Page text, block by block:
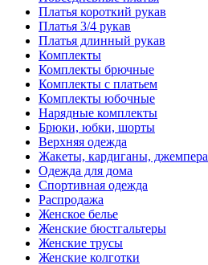
Платья короткий рукав
Платья 3/4 рукав
Платья длинный рукав
Комплекты
Комплекты брючные
Комплекты с платьем
Комплекты юбочные
Нарядные комплекты
Брюки, юбки, шорты
Верхняя одежда
Жакеты, кардиганы, джемпера
Одежда для дома
Спортивная одежда
Распродажа
Женское белье
Женские бюстгальтеры
Женские трусы
Женские колготки